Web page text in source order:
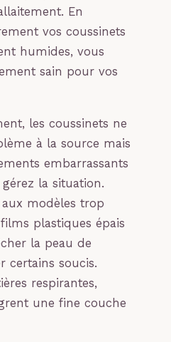
En
vos coussinets
humides, vous
sain pour vos
les coussinets ne
à la source mais
embarrassants
la situation.
modèles trop
plastiques épais
la peau de
certains soucis.
respirantes,
une fine couche